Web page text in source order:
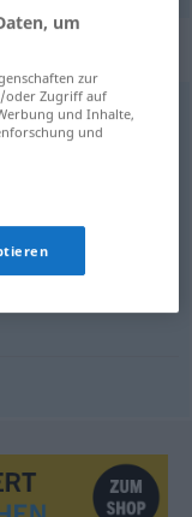
(ugs.),(etwas)
um
zur
oder Zugriff auf
und Inhalte,
und